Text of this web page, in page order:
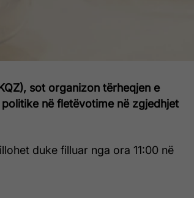
sot organizon tërheqjen e
në fletëvotime në zgjedhjet
duke filluar nga ora 11:00 në